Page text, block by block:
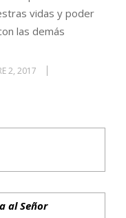
vidas y poder
las demás
2, 2017
al Señor